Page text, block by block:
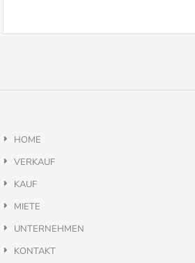
HOME
VERKAUF
KAUF
MIETE
UNTERNEHMEN
KONTAKT